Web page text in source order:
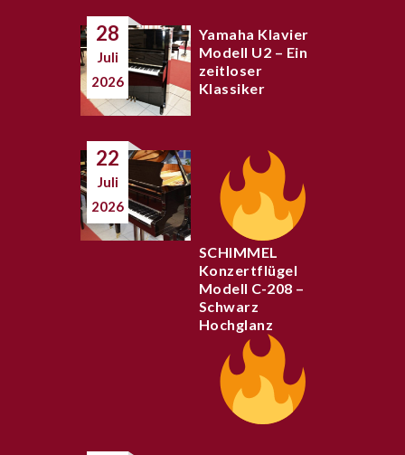
28
Juli
2026
Yamaha Klavier
Modell U2 – Ein
zeitloser
Klassiker
22
Juli
2026
SCHIMMEL
Konzertflügel
Modell C-208 –
Schwarz
Hochglanz